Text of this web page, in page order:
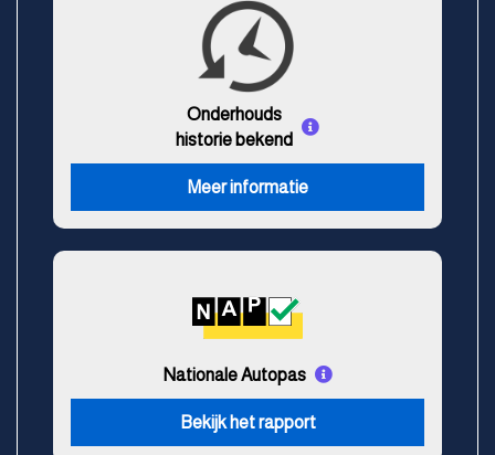
Onderhouds
historie bekend
Meer informatie
Nationale Autopas
Bekijk het rapport